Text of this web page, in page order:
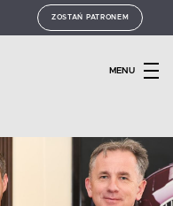
ZOSTAŃ PATRONEM
MENU